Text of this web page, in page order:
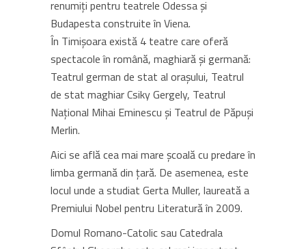
renumiți pentru teatrele Odessa și
Budapesta construite în Viena.
În Timișoara există 4 teatre care oferă
spectacole în română, maghiară și germană:
Teatrul german de stat al orașului, Teatrul
de stat maghiar Csiky Gergely, Teatrul
Național Mihai Eminescu și Teatrul de Păpuși
Merlin.
Aici se află cea mai mare școală cu predare în
limba germană din țară. De asemenea, este
locul unde a studiat Gerta Muller, laureată a
Premiului Nobel pentru Literatură în 2009.
Domul Romano-Catolic sau Catedrala